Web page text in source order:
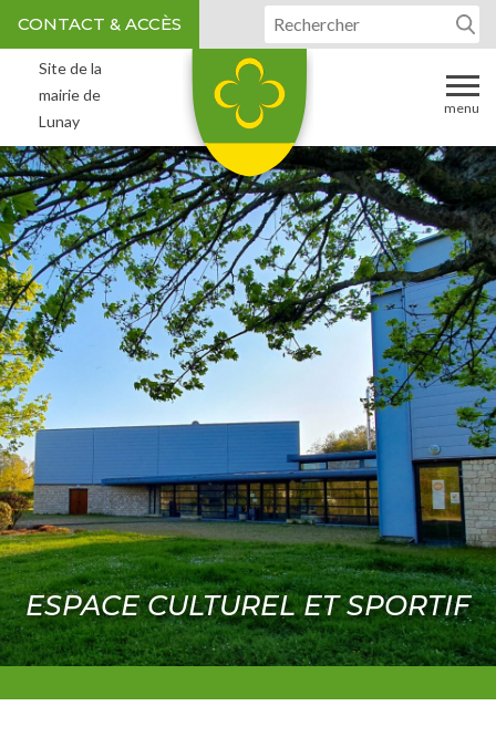
Aller au contenu
CONTACT & ACCÈS
Site de la
mairie de
Lunay
Votre recherche :
menu
ESPACE CULTUREL ET SPORTIF
Cookies management panel